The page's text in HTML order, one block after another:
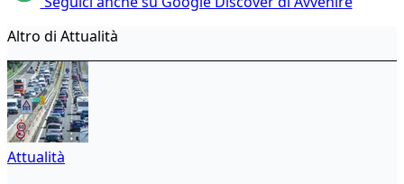
Altro di Attualità
Attualità